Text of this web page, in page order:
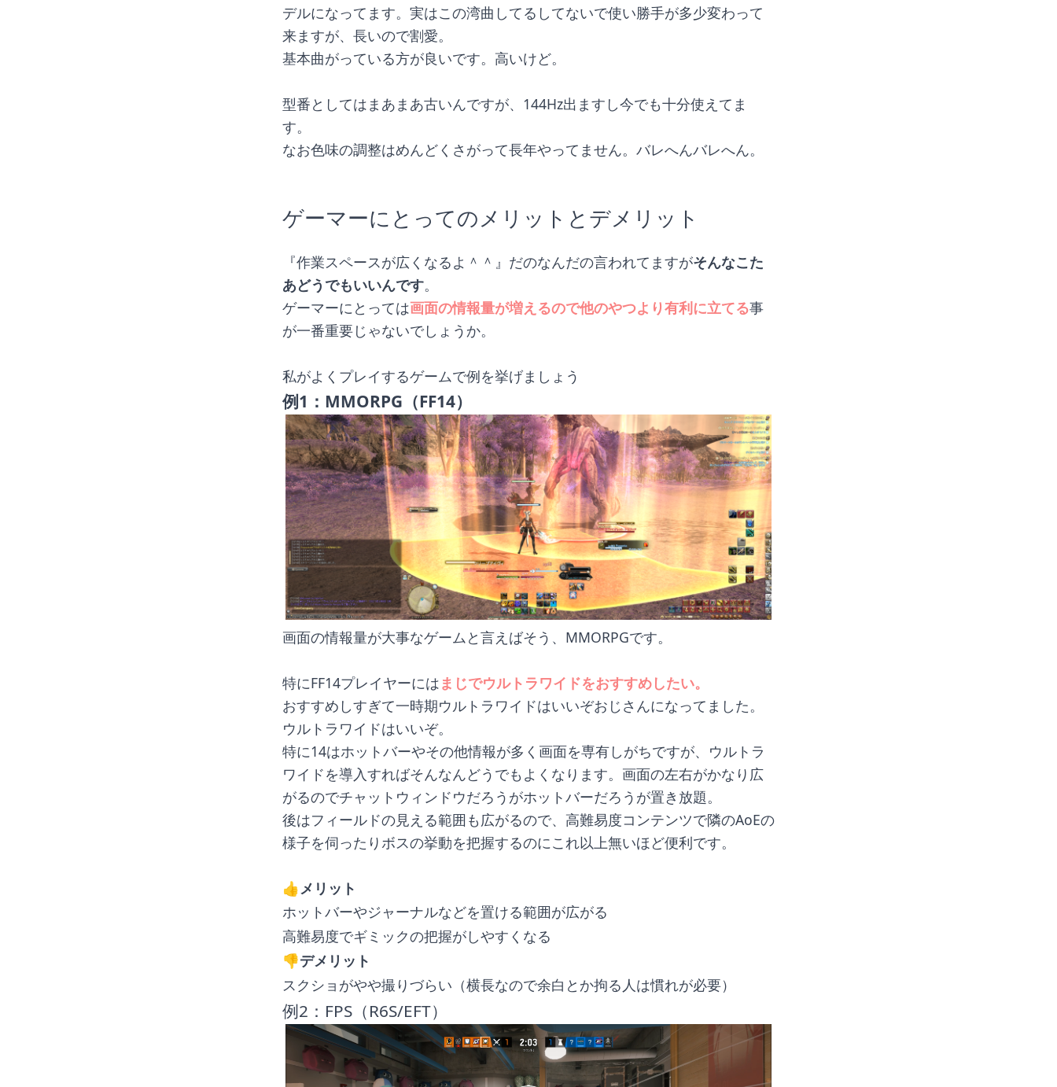
デルになってます。実はこの湾曲してるしてないで使い勝手が多少変わって
来ますが、長いので割愛。
基本曲がっている方が良いです。高いけど。
型番としてはまあまあ古いんですが、144Hz出ますし今でも十分使えてま
す。
なお色味の調整はめんどくさがって長年やってません。バレへんバレへん。
ゲーマーにとってのメリットとデメリット
『作業スペースが広くなるよ＾＾』だのなんだの言われてますがそんなこた
あどうでもいいんです。
ゲーマーにとっては画面の情報量が増えるので他のやつより有利に立てる事
が一番重要じゃないでしょうか。
私がよくプレイするゲームで例を挙げましょう
例1：MMORPG（FF14）
画面の情報量が大事なゲームと言えばそう、MMORPGです。
特にFF14プレイヤーにはまじでウルトラワイドをおすすめしたい。
おすすめしすぎて一時期ウルトラワイドはいいぞおじさんになってました。
ウルトラワイドはいいぞ。
特に14はホットバーやその他情報が多く画面を専有しがちですが、ウルトラ
ワイドを導入すればそんなんどうでもよくなります。画面の左右がかなり広
がるのでチャットウィンドウだろうがホットバーだろうが置き放題。
後はフィールドの見える範囲も広がるので、高難易度コンテンツで隣のAoEの
様子を伺ったりボスの挙動を把握するのにこれ以上無いほど便利です。
👍️メリット
ホットバーやジャーナルなどを置ける範囲が広がる
高難易度でギミックの把握がしやすくなる
👎️デメリット
スクショがやや撮りづらい（横長なので余白とか拘る人は慣れが必要）
例2：FPS（R6S/EFT）